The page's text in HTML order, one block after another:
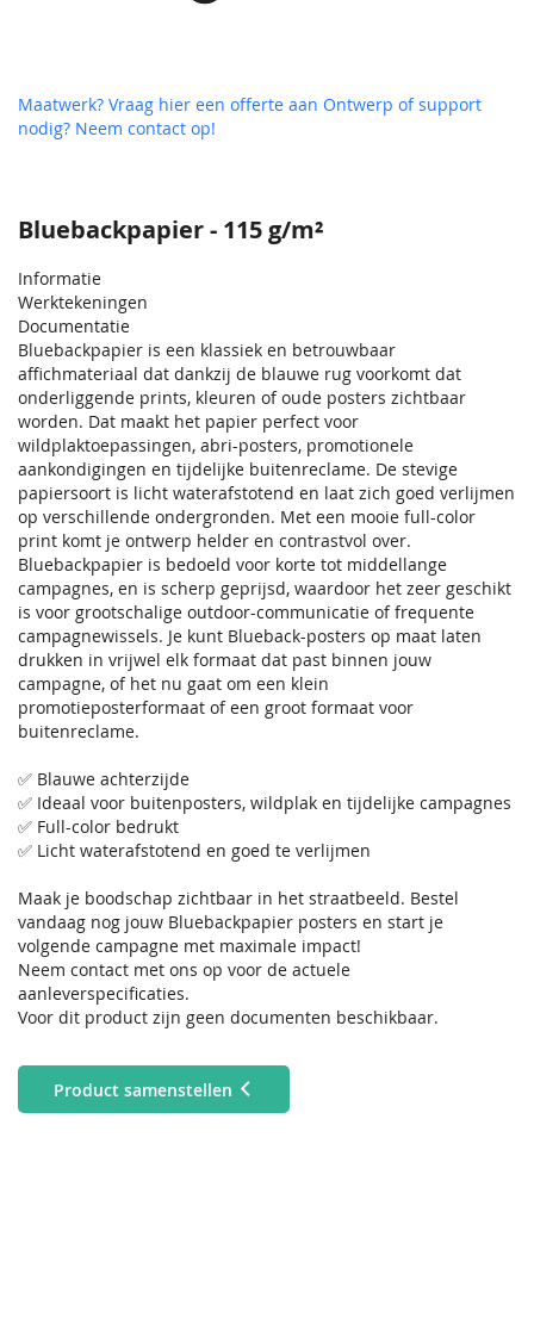
Bluebackpapier - 115 g/m²
Informatie
Werktekeningen
Documentatie
Bluebackpapier is een klassiek en betrouwbaar
affichmateriaal dat dankzij de blauwe rug voorkomt dat
onderliggende prints, kleuren of oude posters zichtbaar
worden. Dat maakt het papier perfect voor
wildplaktoepassingen, abri-posters, promotionele
aankondigingen en tijdelijke buitenreclame. De stevige
papiersoort is licht waterafstotend en laat zich goed verlijmen
op verschillende ondergronden. Met een mooie full-color
print komt je ontwerp helder en contrastvol over.
Bluebackpapier is bedoeld voor korte tot middellange
campagnes, en is scherp geprijsd, waardoor het zeer geschikt
is voor grootschalige outdoor-communicatie of frequente
campagnewissels. Je kunt Blueback-posters op maat laten
drukken in vrijwel elk formaat dat past binnen jouw
campagne, of het nu gaat om een klein
promotieposterformaat of een groot formaat voor
buitenreclame.
✅ Blauwe achterzijde
✅ Ideaal voor buitenposters, wildplak en tijdelijke campagnes
✅ Full-color bedrukt
✅ Licht waterafstotend en goed te verlijmen
Maak je boodschap zichtbaar in het straatbeeld. Bestel
vandaag nog jouw Bluebackpapier posters en start je
volgende campagne met maximale impact!
Neem contact met ons op voor de actuele
aanleverspecificaties.
Voor dit product zijn geen documenten beschikbaar.
Product samenstellen
Maatwerk? Vraag hier een offerte aan Ontwerp of support
nodig? Neem contact op!